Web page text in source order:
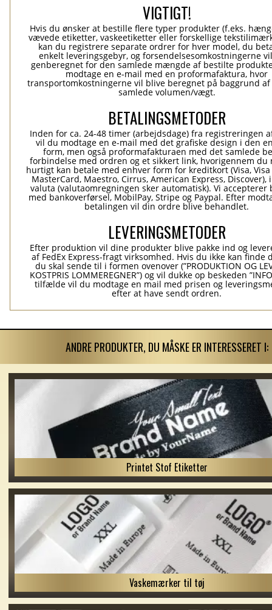
VIGTIGT!
Hvis du ønsker at bestille flere typer produkter (f.eks.
vævede etiketter, vaskeetiketter eller forskellige
kan du registrere separate ordrer for hver model, du
enkelt leveringsgebyr, og forsendelsesomkostningerne
genberegnet for den samlede mængde af bestilte
modtage en e-mail med en proformafaktura, hvor
transportomkostningerne vil blive beregnet på baggrund af
samlede volumen/vægt.
BETALINGSMETODER
Inden for ca. 24-48 timer (arbejdsdage) fra registreringen
vil du modtage en e-mail med det grafiske design i den
form, men også proformafakturaen med det samlede
forbindelse med ordren og et sikkert link, hvorigennem du
hurtigt kan betale med enhver form for kreditkort (Visa, Visa
MasterCard, Maestro, Cirrus, American Express, Discover),
valuta (valutaomregningen sker automatisk). Vi accepterer
med bankoverførsel, MobilPay, Stripe og Paypal. Efter
betalingen vil din ordre blive behandlet.
LEVERINGSMETODER
Efter produktion vil dine produkter blive pakke ind og
af FedEx Express-fragt virksomhed. Hvis du ikke kan finde
du skal sende til i formen ovenover (”PRODUKTION OG
KOSTPRIS LOMMEREGNER”) og vil dukke op beskeden
tilfælde vil du modtage en mail med prisen og
efter at have sendt ordren.
ANDRE PRODUKTER, DU MÅSKE ER INTERESSERET I:
Printet Stof Etiketter
Vaskemærker til tøj